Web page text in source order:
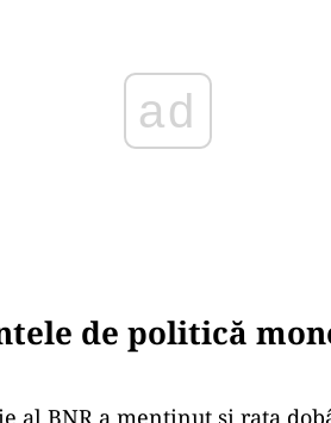
de politică
al BNR a menținut și rata